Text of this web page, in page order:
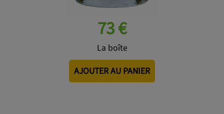
73 €
La boîte
AJOUTER AU PANIER